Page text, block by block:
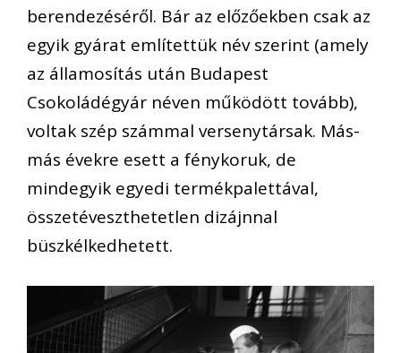
berendezéséről. Bár az előzőekben csak az
egyik gyárat említettük név szerint (amely
az államosítás után Budapest
Csokoládégyár néven működött tovább),
voltak szép számmal versenytársak. Más-
más évekre esett a fénykoruk, de
mindegyik egyedi termékpalettával,
összetéveszthetetlen dizájnnal
büszkélkedhetett.